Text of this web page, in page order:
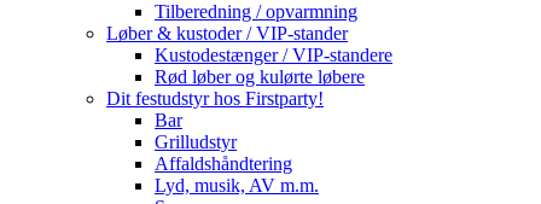
Tilberedning / opvarmning
Løber & kustoder / VIP-stander
Kustodestænger / VIP-standere
Rød løber og kulørte løbere
Dit festudstyr hos Firstparty!
Bar
Grilludstyr
Affaldshåndtering
Lyd, musik, AV m.m.